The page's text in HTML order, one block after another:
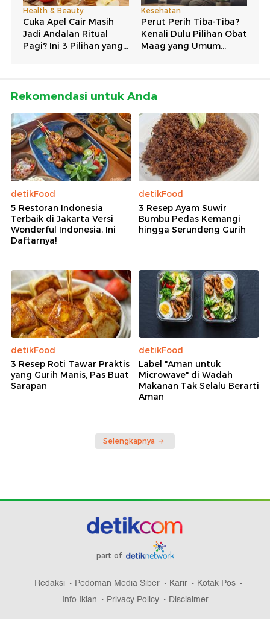
Rekomendasi untuk Anda
detikFood
5 Restoran Indonesia
Terbaik di Jakarta Versi
Wonderful Indonesia, Ini
Daftarnya!
detikFood
3 Resep Ayam Suwir
Bumbu Pedas Kemangi
hingga Serundeng Gurih
detikFood
3 Resep Roti Tawar Praktis
yang Gurih Manis, Pas Buat
Sarapan
detikFood
Label "Aman untuk
Microwave" di Wadah
Makanan Tak Selalu Berarti
Aman
Selengkapnya
part of
Redaksi Pedoman Media Siber Karir
Kotak Pos
Info Iklan
Privacy Policy Disclaimer